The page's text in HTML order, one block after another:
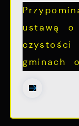
ustawą o
gminach